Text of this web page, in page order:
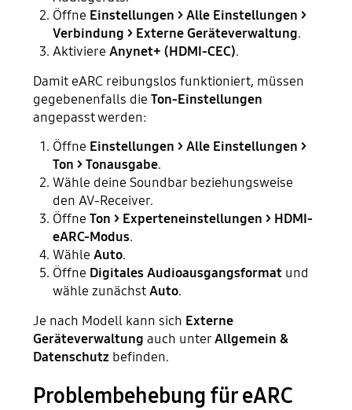
Öffne Einstellungen > Alle Einstellungen >
Verbindung > Externe Geräteverwaltung.
AktiviereAnynet+ (HDMI-CEC).
Damit eARC reibungslos funktioniert, müssen
gegebenenfalls dieTon-Einstellungen
angepasst werden:
Öffne Einstellungen > Alle Einstellungen >
Ton > Tonausgabe.
Wähle deine Soundbar beziehungsweise
den AV-Receiver.
ÖffneTon > Experteneinstellungen > HDMI-
eARC-Modus.
WähleAuto.
Öffne Digitales Audioausgangsformat und
wähle zunächstAuto.
Je nach Modell kann sich Externe
Geräteverwaltung auch unterAllgemein &
Datenschutz befinden.
Problembehebung für eARC